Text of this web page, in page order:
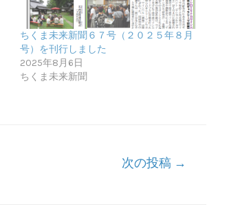
ちくま未来新聞６７号（２０２５年８月
号）を刊行しました
2025年8月6日
ちくま未来新聞
次の投稿 →